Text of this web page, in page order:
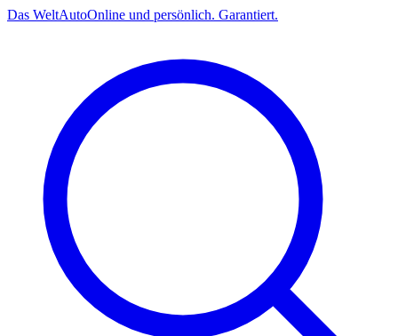
Das WeltAutoOnline und persönlich. Garantiert.